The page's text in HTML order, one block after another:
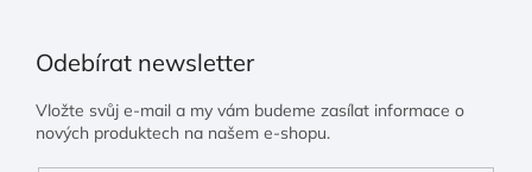
Odebírat newsletter
Vložte svůj e-mail a my vám budeme zasílat informace o
nových produktech na našem e-shopu.